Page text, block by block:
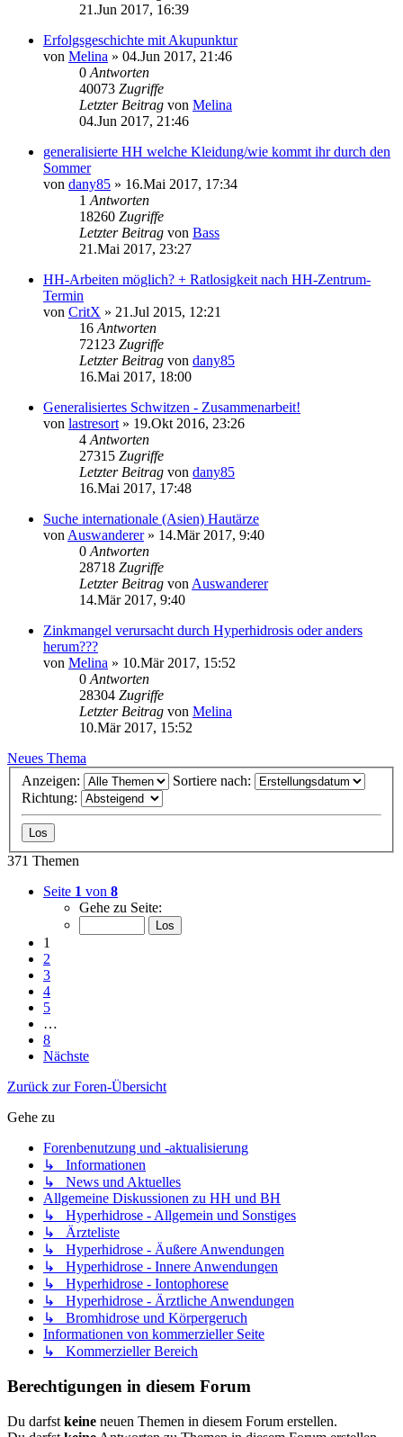
21.Jun 2017, 16:39
Erfolgsgeschichte mit Akupunktur
von Melina » 04.Jun 2017, 21:46
0 Antworten
40073 Zugriffe
Letzter Beitrag von Melina
04.Jun 2017, 21:46
generalisierte HH welche Kleidung/wie kommt ihr durch den
Sommer
von dany85 » 16.Mai 2017, 17:34
1 Antworten
18260 Zugriffe
Letzter Beitrag von Bass
21.Mai 2017, 23:27
HH-Arbeiten möglich? + Ratlosigkeit nach HH-Zentrum-
Termin
von CritX » 21.Jul 2015, 12:21
16 Antworten
72123 Zugriffe
Letzter Beitrag von dany85
16.Mai 2017, 18:00
Generalisiertes Schwitzen - Zusammenarbeit!
von lastresort » 19.Okt 2016, 23:26
4 Antworten
27315 Zugriffe
Letzter Beitrag von dany85
16.Mai 2017, 17:48
Suche internationale (Asien) Hautärze
von Auswanderer» 14.Mär 2017, 9:40
0 Antworten
28718 Zugriffe
Letzter Beitrag von Auswanderer
14.Mär 2017, 9:40
Zinkmangel verursacht durch Hyperhidrosis oder anders
herum???
von Melina » 10.Mär 2017, 15:52
0 Antworten
28304 Zugriffe
Letzter Beitrag von Melina
10.Mär 2017, 15:52
Neues Thema
Anzeigen:
Sortiere nach:
Richtung:
371 Themen
Seite 1 von 8
Gehe zu Seite:
1
2
3
4
5
…
8
Nächste
Zurück zur Foren-Übersicht
Gehe zu
Forenbenutzung und -aktualisierung
↳ Informationen
↳ News und Aktuelles
Allgemeine Diskussionen zu HH und BH
↳ Hyperhidrose - Allgemein und Sonstiges
↳ Ärzteliste
↳ Hyperhidrose - Äußere Anwendungen
↳ Hyperhidrose - Innere Anwendungen
↳ Hyperhidrose - Iontophorese
↳ Hyperhidrose - Ärztliche Anwendungen
↳ Bromhidrose und Körpergeruch
Informationen von kommerzieller Seite
↳ Kommerzieller Bereich
Berechtigungen in diesem Forum
Du darfst keine neuen Themen in diesem Forum erstellen.